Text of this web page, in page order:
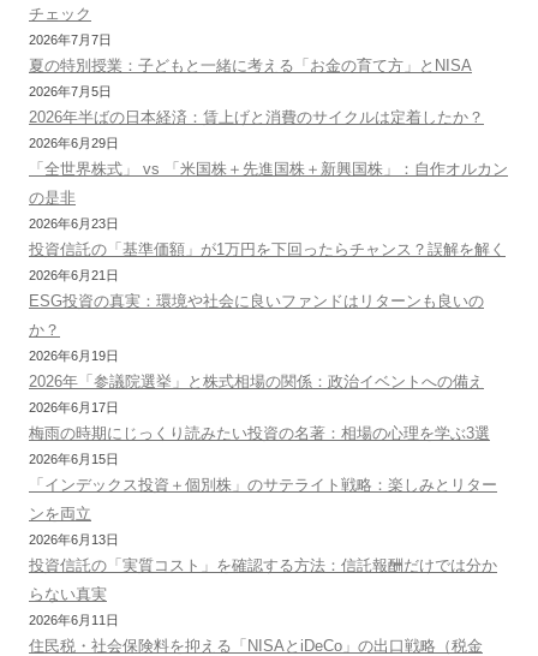
チェック
2026年7月7日
夏の特別授業：子どもと一緒に考える「お金の育て方」とNISA
2026年7月5日
2026年半ばの日本経済：賃上げと消費のサイクルは定着したか？
2026年6月29日
「全世界株式」 vs 「米国株＋先進国株＋新興国株」：自作オルカン
の是非
2026年6月23日
投資信託の「基準価額」が1万円を下回ったらチャンス？誤解を解く
2026年6月21日
ESG投資の真実：環境や社会に良いファンドはリターンも良いの
か？
2026年6月19日
2026年「参議院選挙」と株式相場の関係：政治イベントへの備え
2026年6月17日
梅雨の時期にじっくり読みたい投資の名著：相場の心理を学ぶ3選
2026年6月15日
「インデックス投資＋個別株」のサテライト戦略：楽しみとリター
ンを両立
2026年6月13日
投資信託の「実質コスト」を確認する方法：信託報酬だけでは分か
らない真実
2026年6月11日
住民税・社会保険料を抑える「NISAとiDeCo」の出口戦略（税金